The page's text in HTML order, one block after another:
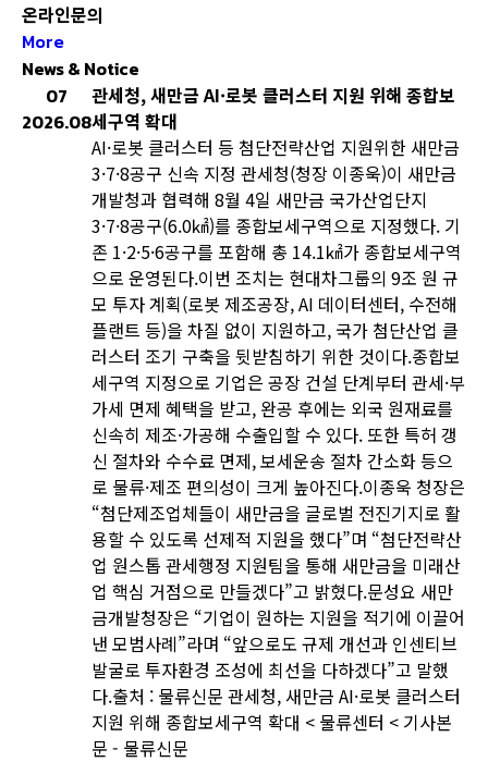
온라인문의
More
News & Notice
07
2026.08
관세청, 새만금 AI·로봇 클러스터 지원 위해 종합보
세구역 확대
AI·로봇 클러스터 등 첨단전략산업 지원위한 새만금
3·7·8공구 신속 지정 관세청(청장 이종욱)이 새만금
개발청과 협력해 8월 4일 새만금 국가산업단지
3·7·8공구(6.0㎢)를 종합보세구역으로 지정했다. 기
존 1·2·5·6공구를 포함해 총 14.1㎢가 종합보세구역
으로 운영된다.이번 조치는 현대차그룹의 9조 원 규
모 투자 계획(로봇 제조공장, AI 데이터센터, 수전해
플랜트 등)을 차질 없이 지원하고, 국가 첨단산업 클
러스터 조기 구축을 뒷받침하기 위한 것이다.종합보
세구역 지정으로 기업은 공장 건설 단계부터 관세·부
가세 면제 혜택을 받고, 완공 후에는 외국 원재료를
신속히 제조·가공해 수출입할 수 있다. 또한 특허 갱
신 절차와 수수료 면제, 보세운송 절차 간소화 등으
로 물류·제조 편의성이 크게 높아진다.이종욱 청장은
“첨단제조업체들이 새만금을 글로벌 전진기지로 활
용할 수 있도록 선제적 지원을 했다”며 “첨단전략산
업 원스톱 관세행정 지원팀을 통해 새만금을 미래산
업 핵심 거점으로 만들겠다”고 밝혔다.문성요 새만
금개발청장은 “기업이 원하는 지원을 적기에 이끌어
낸 모범사례”라며 “앞으로도 규제 개선과 인센티브
발굴로 투자환경 조성에 최선을 다하겠다”고 말했
다.출처 : 물류신문 관세청, 새만금 AI·로봇 클러스터
지원 위해 종합보세구역 확대 < 물류센터 < 기사본
문 - 물류신문